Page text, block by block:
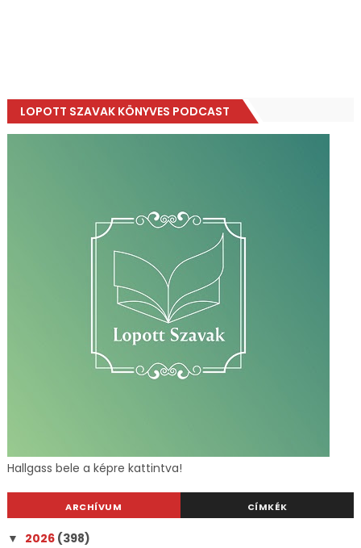
LOPOTT SZAVAK KÖNYVES PODCAST
Hallgass bele a képre kattintva!
ARCHÍVUM CÍMKÉK
▼ 2026 (398)